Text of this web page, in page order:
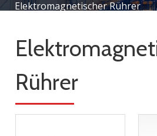
Elektromagnetischer Rührer
Rührer